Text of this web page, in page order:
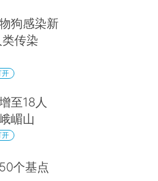
狗感染新
传染
开
至18人
嵋山
开
个基点